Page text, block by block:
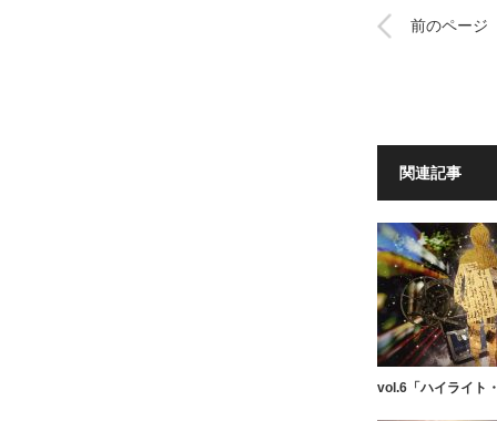
前のページ
関連記事
vol.6「ハイライト